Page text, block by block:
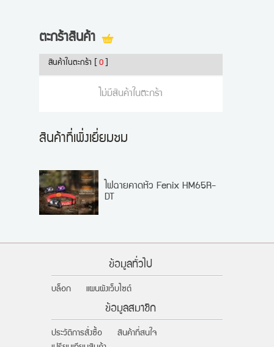
ตะกร้าสินค้า
สินค้าในตะกร้า 0
ไม่มีสินค้าในตะกร้า
สินค้าที่เพิ่งเยี่ยมชม
ไฟฉายคาดหัว Fenix HM65R-
DT
ข้อมูลทั่วไป
บล็อก แผนผังเว็บไซต์
ข้อมูลสมาชิก
ประวัติการสั่งซื้อ
สินค้าที่สนใจ